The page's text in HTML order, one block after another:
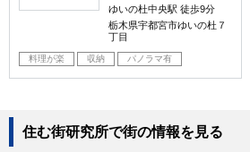
ゆいの杜中央駅 徒歩9分
栃木県宇都宮市ゆいの杜７
丁目
料理が楽 収納 パノラマ有
住む街研究所で街の情報を見る